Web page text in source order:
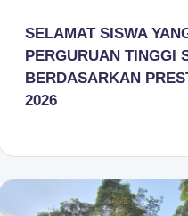
SELAMAT SISWA
PERGURUAN TINGGI
BERDASARKAN
2026